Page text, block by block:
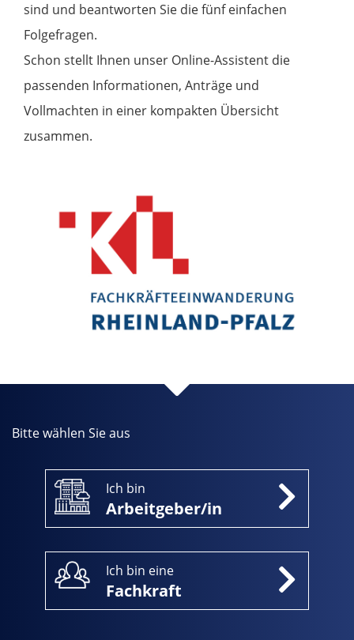
sind und beantworten Sie die fünf einfachen
Folgefragen.
Schon stellt Ihnen unser Online-Assistent die
passenden Informationen, Anträge und
Vollmachten in einer kompakten Übersicht
zusammen.
Bitte wählen Sie aus
Ich bin
Arbeitgeber/in
Ich bin eine
Fachkraft